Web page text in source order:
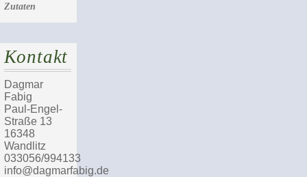
Zutaten
Kontakt
Dagmar
Fabig
Paul-Engel-
Straße 13
16348
Wandlitz
033056/994133
info@dagmarfabig.de